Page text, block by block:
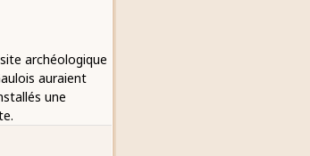
archéologique
auraient
une